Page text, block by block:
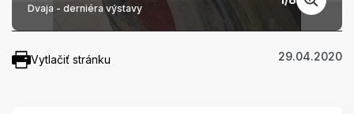
Dvaja - derniéra výstavy
Vytlačiť stránku 29.04.2020